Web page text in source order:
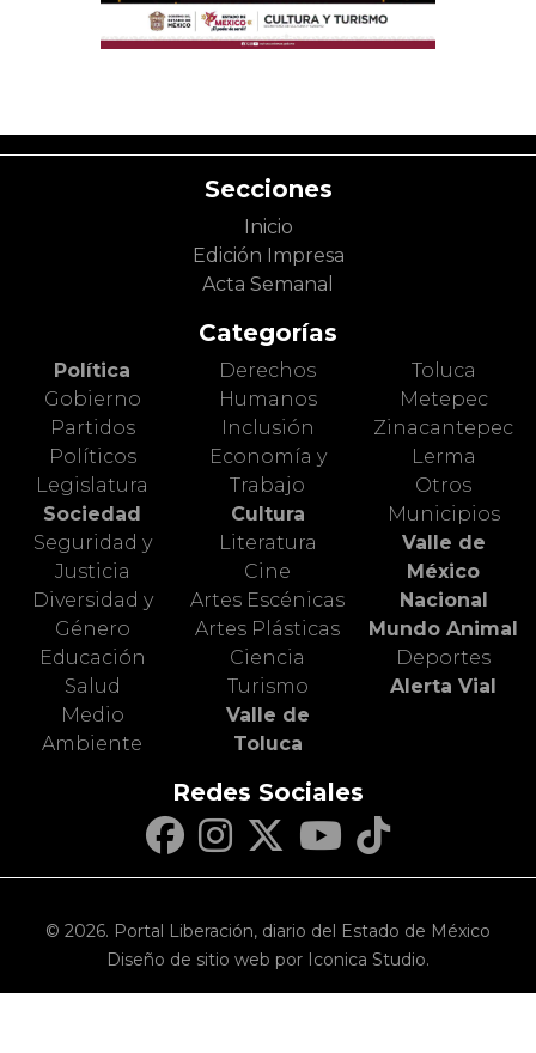
Secciones
Inicio
Edición Impresa
Acta Semanal
Categorías
Política
Gobierno
Partidos
Políticos
Legislatura
Sociedad
Seguridad y
Justicia
Diversidad y
Género
Educación
Salud
Medio
Ambiente
Derechos
Humanos
Inclusión
Economía y
Trabajo
Cultura
Literatura
Cine
Artes Escénicas
Artes Plásticas
Ciencia
Turismo
Valle de
Toluca
Toluca
Metepec
Zinacantepec
Lerma
Otros
Municipios
Valle de
México
Nacional
Mundo Animal
Deportes
Alerta Vial
Redes Sociales
© 2026. Portal Liberación, diario del Estado de México
Diseño de sitio web por Iconica Studio.